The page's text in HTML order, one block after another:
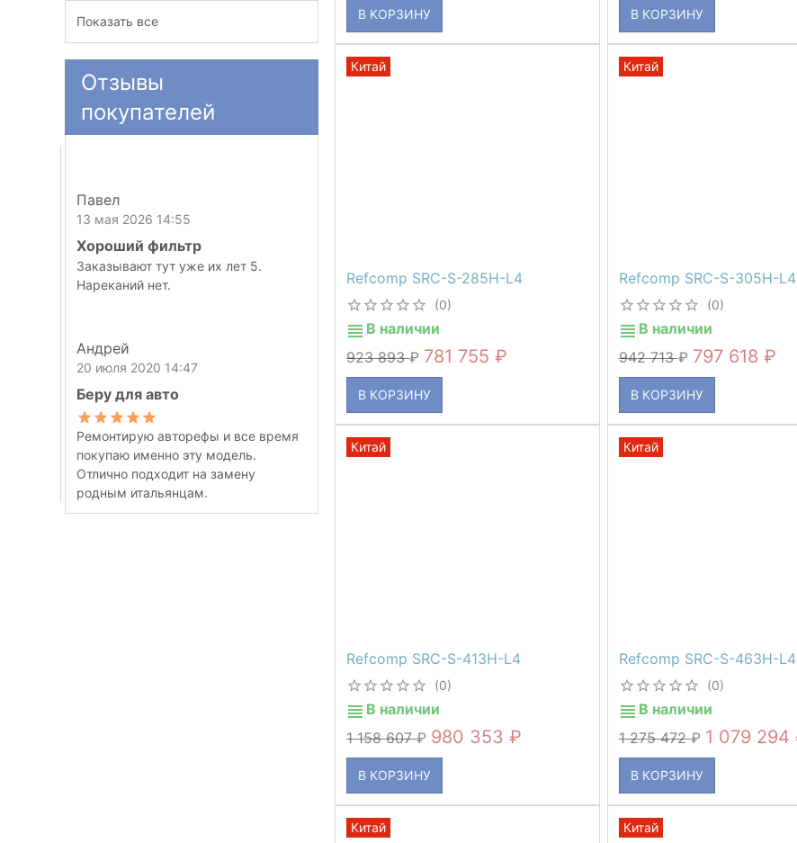
В КОРЗИНУ В КОРЗИНУ
Refcomp SRC-S-285H-L4
(0)
В наличии
923 893
781 755
В КОРЗИНУ
Китай
Refcomp SRC-S-305H-L4
(0)
В наличии
942 713
797 618
В КОРЗИНУ
Китай
Refcomp SRC-S-413H-L4
(0)
В наличии
1 158 607
980 353
В КОРЗИНУ
Китай
Refcomp SRC-S-463H-L4
(0)
В наличии
1 275 472
1 079 294
В КОРЗИНУ
Китай
Китай Китай
Показать все
Отзывы
покупателей
Павел
13 мая 2026 14:55
Хороший фильтр
Заказывают тут уже их лет 5.
Нареканий нет.
Андрей
20 июля 2020 14:47
Беру для авто
Ремонтирую авторефы и все время
покупаю именно эту модель.
Отлично подходит на замену
родным итальянцам.